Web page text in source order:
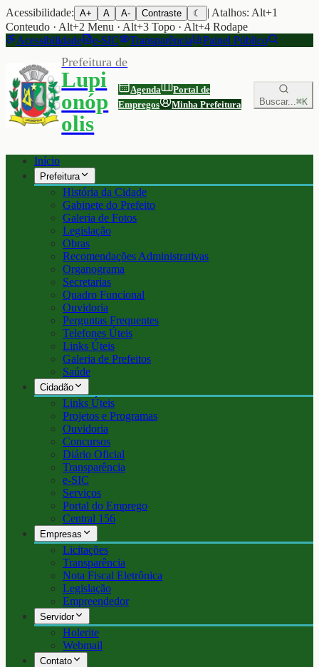
Acessibilidade: A+ A A- Contraste ☾
| Atalhos: Alt+1
Conteudo · Alt+2 Menu · Alt+3 Topo · Alt+4 Rodape
Acessibilidade
e-SIC Transparência Painel Público
Prefeitura de
Lupi
onóp
olis
Agenda
Portal de
Empregos
Minha Prefeitura Buscar...⌘K
Início
Prefeitura
História da Cidade
Gabinete do Prefeito
Galeria de Fotos
Legislação
Obras
Recomendações Administrativas
Organograma
Secretarias
Quadro Funcional
Ouvidoria
Perguntas Frequentes
Telefones Úteis
Links Úteis
Galeria de Prefeitos
Saúde
Cidadão
Links Úteis
Projetos e Programas
Ouvidoria
Concursos
Diário Oficial
Transparência
e-SIC
Serviços
Portal do Emprego
Central 156
Empresas
Licitações
Transparência
Nota Fiscal Eletrônica
Legislação
Empreendedor
Servidor
Holerite
Webmail
Contato